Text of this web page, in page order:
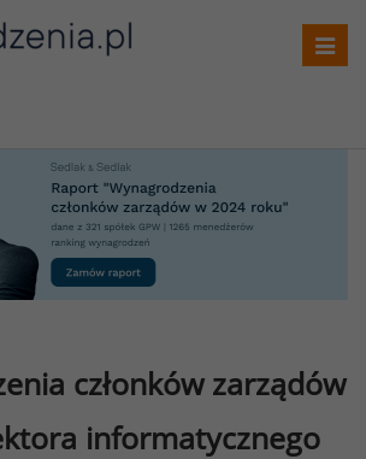
członków zarządów
informatycznego